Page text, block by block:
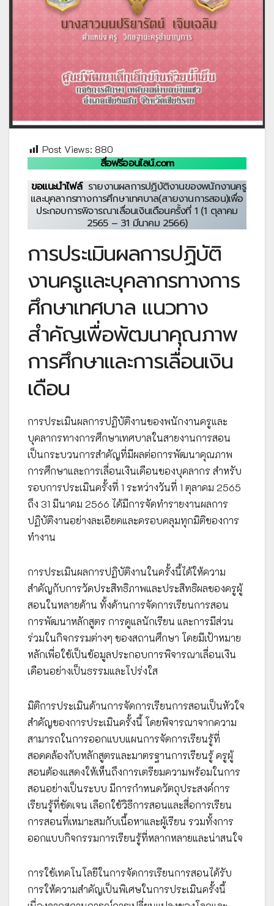
Post Views: 880
สื่อฟรีออนไลน์.com
ขอแนะนำไฟล์ รายงานผลการปฏิบัติงานของพนักงานครู
และบุคลากรทางการศึกษาเทศบาล(สายงานการสอน)เพื่อ
ประกอบการพิจารณาเลื่อนเงินเดือนครั้งที่ 1 (1 ตุลาคม
2565 – 31 มีนาคม 2566)
การประเมินผลการปฏิบัติ
งานครูและบุคลากรทางการ
ศึกษาเทศบาล แนวทาง
สำคัญเพื่อพัฒนาคุณภาพ
การศึกษาและการเลื่อนเงิน
เดือน
การประเมินผลการปฏิบัติงานของพนักงานครูและ
บุคลากรทางการศึกษาเทศบาลในสายงานการสอน
เป็นกระบวนการสำคัญที่มีผลต่อการพัฒนาคุณภาพ
การศึกษาและการเลื่อนเงินเดือนของบุคลากร สำหรับ
รอบการประเมินครั้งที่ 1 ระหว่างวันที่ 1 ตุลาคม 2565
ถึง 31 มีนาคม 2566 ได้มีการจัดทำรายงานผลการ
ปฏิบัติงานอย่างละเอียดและครอบคลุมทุกมิติของการ
ทำงาน
การประเมินผลการปฏิบัติงานในครั้งนี้ได้ให้ความ
สำคัญกับการวัดประสิทธิภาพและประสิทธิผลของครูผู้
สอนในหลายด้าน ทั้งด้านการจัดการเรียนการสอน
การพัฒนาหลักสูตร การดูแลนักเรียน และการมีส่วน
ร่วมในกิจกรรมต่างๆ ของสถานศึกษา โดยมีเป้าหมาย
หลักเพื่อใช้เป็นข้อมูลประกอบการพิจารณาเลื่อนเงิน
เดือนอย่างเป็นธรรมและโปร่งใส
มิติการประเมินด้านการจัดการเรียนการสอนเป็นหัวใจ
สำคัญของการประเมินครั้งนี้ โดยพิจารณาจากความ
สามารถในการออกแบบแผนการจัดการเรียนรู้ที่
สอดคล้องกับหลักสูตรและมาตรฐานการเรียนรู้ ครูผู้
สอนต้องแสดงให้เห็นถึงการเตรียมความพร้อมในการ
สอนอย่างเป็นระบบ มีการกำหนดวัตถุประสงค์การ
เรียนรู้ที่ชัดเจน เลือกใช้วิธีการสอนและสื่อการเรียน
การสอนที่เหมาะสมกับเนื้อหาและผู้เรียน รวมทั้งการ
ออกแบบกิจกรรมการเรียนรู้ที่หลากหลายและน่าสนใจ
การใช้เทคโนโลยีในการจัดการเรียนการสอนได้รับ
การให้ความสำคัญเป็นพิเศษในการประเมินครั้งนี้